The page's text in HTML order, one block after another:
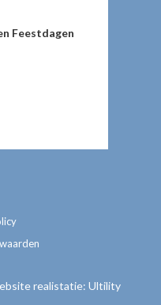
Feestdagen
realistatie: Ultility